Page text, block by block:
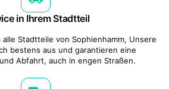
in Ihrem Stadtteil
Stadtteile von Sophienhamm, Unsere
bestens aus und garantieren eine
Abfahrt, auch in engen Straßen.